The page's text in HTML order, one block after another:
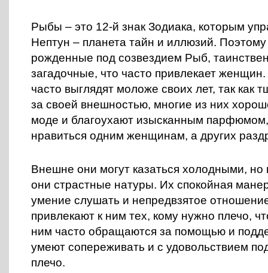
Рыбы – это 12-й знак Зодиака, которым
Нептун – планета тайн и иллюзий.
рожденные под созвездием Рыб,
загадочные, что часто привлекает
часто выглядят моложе своих лет, так как
за своей внешностью, многие из них
моде и благоухают изысканным
нравиться одним женщинам, а других
Внешне они могут казаться холодными, но
они страстные натуры. Их спокойная
умение слушать и непредвзятое
привлекают к ним тех, кому нужно плечо,
ним часто обращаются за помощью и
умеют сопереживать и с удовольствием
плечо.